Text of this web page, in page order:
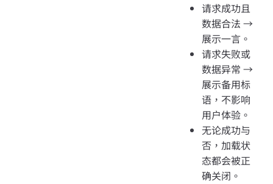
请求成功且
数据合法 →
展示一言。
请求失败或
数据异常 →
展示备用标
语，不影响
用户体验。
无论成功与
否，加载状
态都会被正
确关闭。